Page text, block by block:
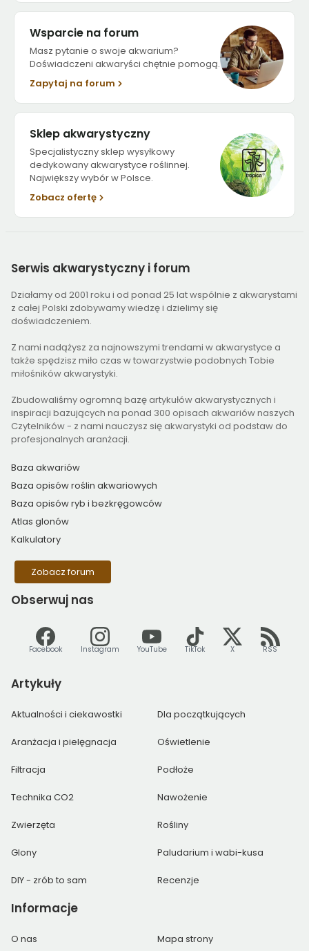
Wsparcie na forum
Masz pytanie o swoje akwarium?
Doświadczeni akwaryści chętnie pomogą.
Zapytaj na forum
Sklep akwarystyczny
Specjalistyczny sklep wysyłkowy
dedykowany akwarystyce roślinnej.
Największy wybór w Polsce.
Zobacz ofertę
Serwis akwarystyczny i forum
Działamy od 2001 roku i od ponad 25 lat wspólnie z akwarystami
z całej Polski zdobywamy wiedzę i dzielimy się
doświadczeniem.
Z nami nadążysz za najnowszymi trendami w akwarystyce a
także spędzisz miło czas w towarzystwie podobnych Tobie
miłośników akwarystyki.
Zbudowaliśmy ogromną bazę artykułów akwarystycznych i
inspiracji bazujących na ponad 300 opisach akwariów naszych
Czytelników - z nami nauczysz się akwarystyki od podstaw do
profesjonalnych aranżacji.
Baza akwariów
Baza opisów roślin akwariowych
Baza opisów ryb i bezkręgowców
Atlas glonów
Kalkulatory
Zobacz forum
Obserwuj nas
Facebook Instagram YouTube TikTok X RSS
Artykuły
Aktualności i ciekawostki Dla początkujących
Aranżacja i pielęgnacja Oświetlenie
Filtracja Podłoże
Technika CO2 Nawożenie
Zwierzęta Rośliny
Glony Paludarium i wabi-kusa
DIY - zrób to sam Recenzje
Informacje
O nas Mapa strony